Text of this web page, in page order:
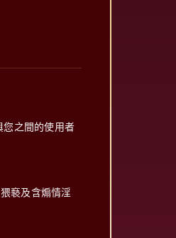
您之間的使用者
褻及含煽情淫